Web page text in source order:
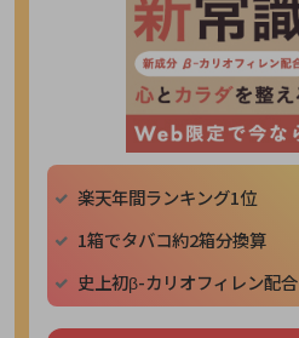
楽天年間ランキング1位
1箱でタバコ約2箱分換算
史上初β-カリオフィレン配合